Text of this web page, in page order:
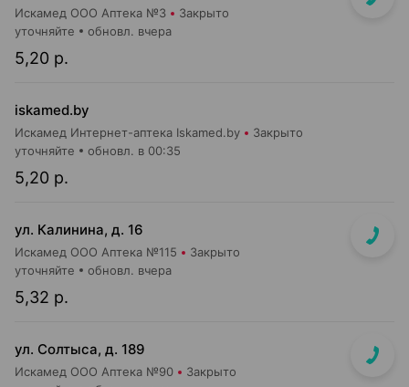
Искамед ООО Аптека №3 Закрыто
5,20 р.
уточняйте обновл. вчера
iskamed.by
Искамед Интернет-аптека Iskamed.by Закрыто
5,20 р.
уточняйте обновл. в 00:35
ул. Калинина, д. 16
Искамед ООО Аптека №115 Закрыто
5,32 р.
уточняйте обновл. вчера
ул. Солтыса, д. 189
Искамед ООО Аптека №90 Закрыто